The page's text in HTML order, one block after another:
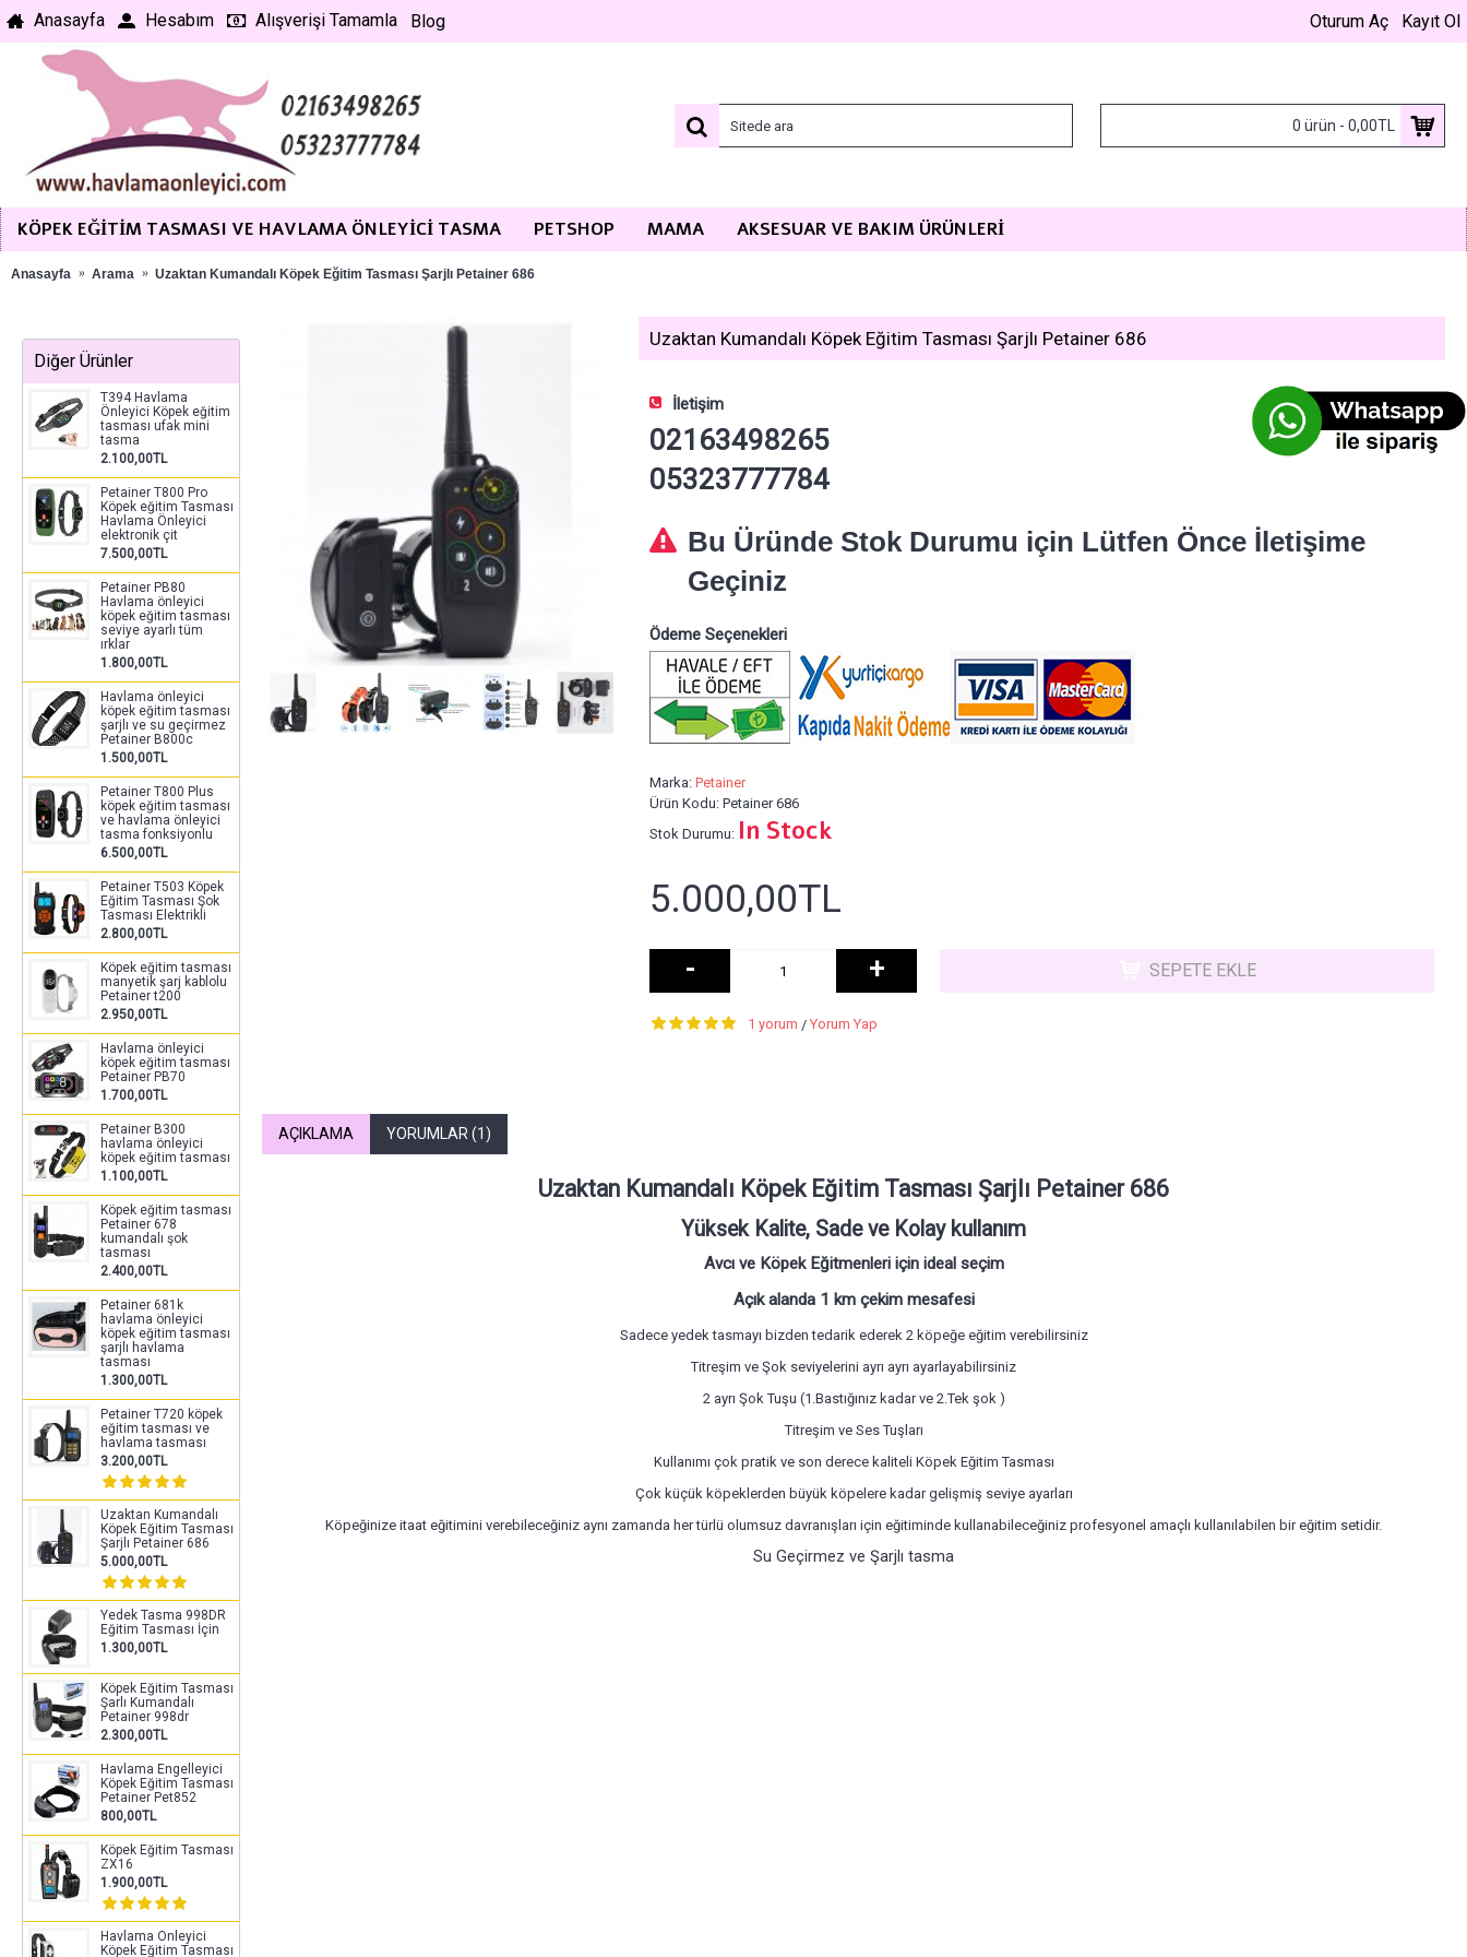
Anasayfa Hesabım Alışverişi Tamamla Blog Oturum Aç Kayıt Ol
0 ürün - 0,00TL
KÖPEK EĞITIM TASMASI VE HAVLAMA ÖNLEYICI TASMA PETSHOP MAMA AKSESUAR VE BAKIM ÜRÜNLERI
Anasayfa Arama Uzaktan Kumandalı Köpek Eğitim Tasması Şarjlı Petainer 686
Diğer Ürünler
T394 Havlama
Önleyici Köpek eğitim
tasması ufak mini
tasma
2.100,00TL
Petainer T800 Pro
Köpek eğitim Tasması
Havlama Önleyici
elektronik çit
7.500,00TL
Petainer PB80
Havlama önleyici
köpek eğitim tasması
seviye ayarlı tüm
ırklar
1.800,00TL
Havlama önleyici
köpek eğitim tasması
şarjlı ve su geçirmez
Petainer B800c
1.500,00TL
Petainer T800 Plus
köpek eğitim tasması
ve havlama önleyici
tasma fonksiyonlu
6.500,00TL
Petainer T503 Köpek
Eğitim Tasması Şok
Tasması Elektrikli
2.800,00TL
Köpek eğitim tasması
manyetik şarj kablolu
Petainer t200
2.950,00TL
Havlama önleyici
köpek eğitim tasması
Petainer PB70
1.700,00TL
Petainer B300
havlama önleyici
köpek eğitim tasması
1.100,00TL
Köpek eğitim tasması
Petainer 678
kumandalı şok
tasması
2.400,00TL
Petainer 681k
havlama önleyici
köpek eğitim tasması
şarjlı havlama
tasması
1.300,00TL
Petainer T720 köpek
eğitim tasması ve
havlama tasması
3.200,00TL
Uzaktan Kumandalı
Köpek Eğitim Tasması
Şarjlı Petainer 686
5.000,00TL
Yedek Tasma 998DR
Eğitim Tasması İçin
1.300,00TL
Köpek Eğitim Tasması
Şarlı Kumandalı
Petainer 998dr
2.300,00TL
Havlama Engelleyici
Köpek Eğitim Tasması
Petainer Pet852
800,00TL
Köpek Eğitim Tasması
ZX16
1.900,00TL
Havlama Önleyici
Köpek Eğitim Tasması
Uzaktan Kumandalı Köpek Eğitim Tasması Şarjlı Petainer 686
İletişim
02163498265
05323777784
Bu Üründe Stok Durumu için Lütfen Önce İletişime
Geçiniz
Ödeme Seçenekleri
Marka:Petainer
Ürün Kodu:Petainer 686
Stok Durumu: In Stock
5.000,00TL
- + SEPETE EKLE
1 yorum /Yorum Yap
AÇIKLAMA YORUMLAR (1)
Uzaktan Kumandalı Köpek Eğitim Tasması Şarjlı Petainer 686
Yüksek Kalite, Sade ve Kolay kullanım
Avcı ve Köpek Eğitmenleri için ideal seçim
Açık alanda 1 km çekim mesafesi
Sadece yedek tasmayı bizden tedarik ederek 2 köpeğe eğitim verebilirsiniz
Titreşim ve Şok seviyelerini ayrı ayrı ayarlayabilirsiniz
2 ayrı Şok Tuşu (1.Bastığınız kadar ve 2.Tek şok )
Titreşim ve Ses Tuşları
Kullanımı çok pratik ve son derece kaliteli Köpek Eğitim Tasması
Çok küçük köpeklerden büyük köpelere kadar gelişmiş seviye ayarları
Köpeğinize itaat eğitimini verebileceğiniz aynı zamanda her türlü olumsuz davranışları için eğitiminde kullanabileceğiniz profesyonel amaçlı kullanılabilen bir eğitim setidir.
Su Geçirmez ve Şarjlı tasma